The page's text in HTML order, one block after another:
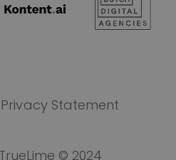
Privacy Statement
© 2024